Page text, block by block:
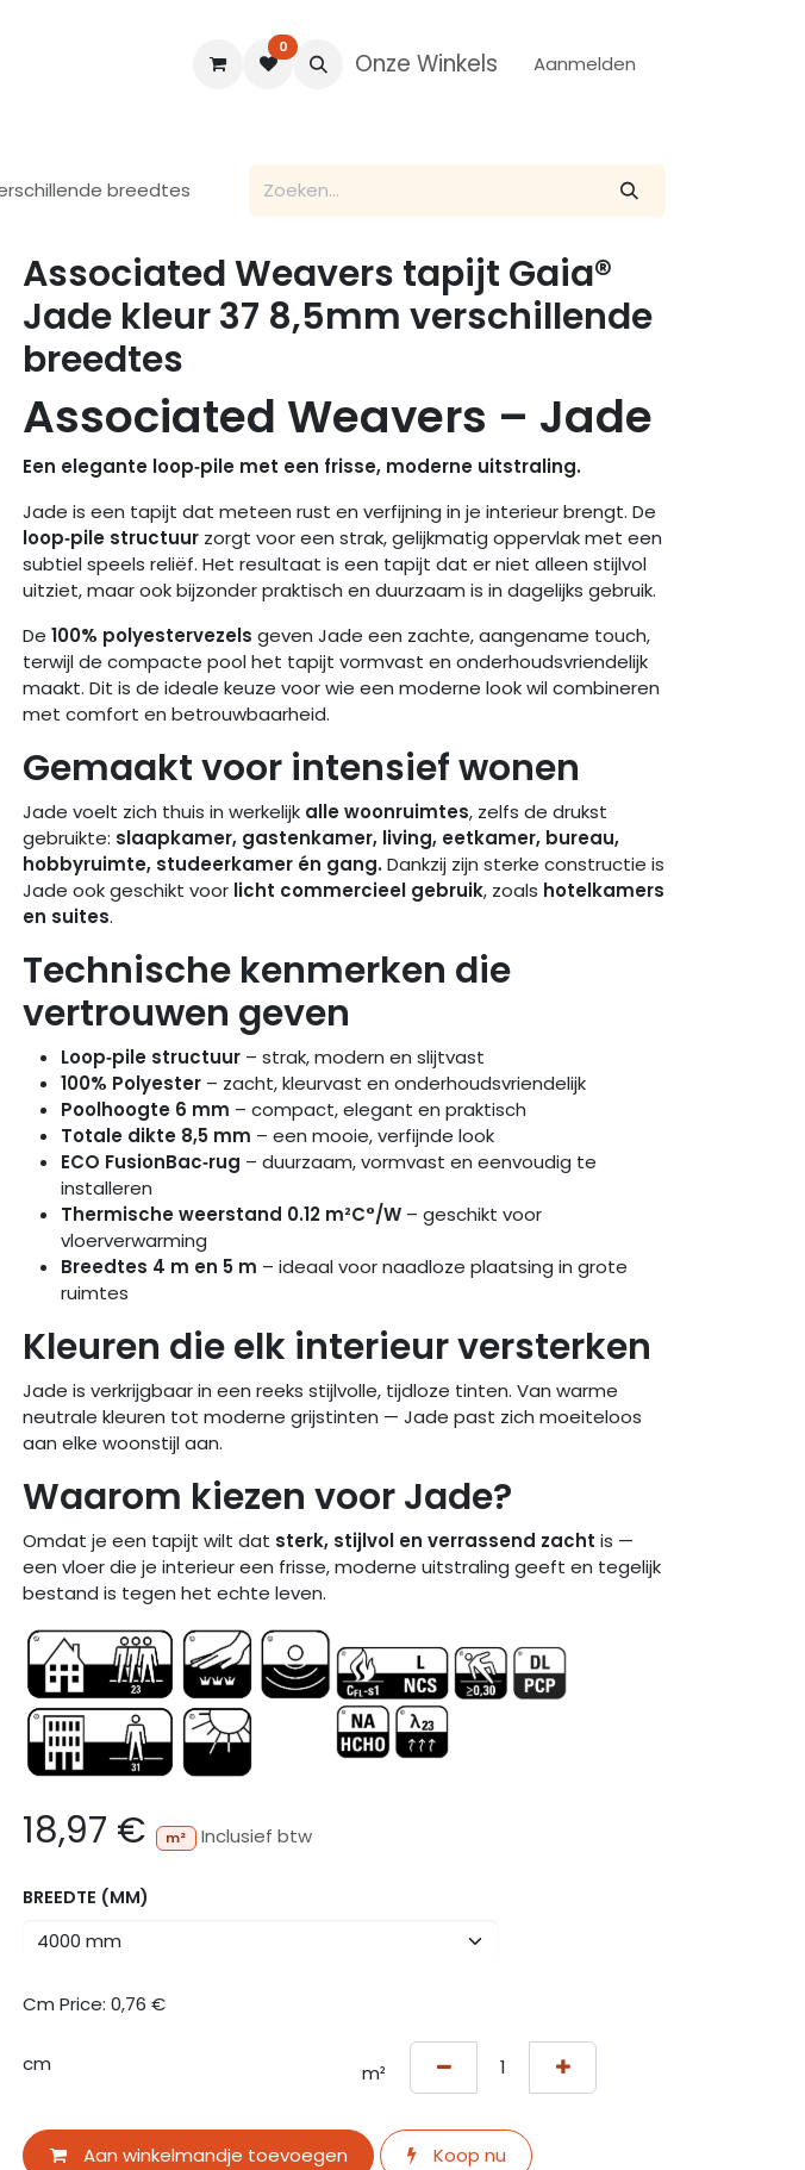
Blogs
0
Onze Winkels Aanmelden
breedtes
Associated Weavers tapijt Gaia®
Jade kleur 37 8,5mm verschillende
breedtes
Associated Weavers – Jade
Een elegante loop‑pile met een frisse, moderne uitstraling.
Jade is een tapijt dat meteen rust en verfijning in je interieur brengt. De
loop‑pile structuur zorgt voor een strak, gelijkmatig oppervlak met een
subtiel speels reliëf. Het resultaat is een tapijt dat er niet alleen stijlvol
uitziet, maar ook bijzonder praktisch en duurzaam is in dagelijks gebruik.
De 100% polyestervezels geven Jade een zachte, aangename touch,
terwijl de compacte pool het tapijt vormvast en onderhoudsvriendelijk
maakt. Dit is de ideale keuze voor wie een moderne look wil combineren
met comfort en betrouwbaarheid.
Gemaakt voor intensief wonen
Jade voelt zich thuis in werkelijk alle woonruimtes, zelfs de drukst
gebruikte: slaapkamer, gastenkamer, living, eetkamer, bureau,
hobbyruimte, studeerkamer én gang.Dankzij zijn sterke constructie is
Jade ook geschikt voor licht commercieel gebruik, zoals hotelkamers
en suites.
Technische kenmerken die
vertrouwen geven
Loop‑pile structuur – strak, modern en slijtvast
100% Polyester – zacht, kleurvast en onderhoudsvriendelijk
Poolhoogte 6 mm – compact, elegant en praktisch
Totale dikte 8,5 mm – een mooie, verfijnde look
ECO FusionBac‑rug – duurzaam, vormvast en eenvoudig te
installeren
Thermische weerstand 0.12 m²C°/W – geschikt voor
vloerverwarming
Breedtes 4 m en 5 m – ideaal voor naadloze plaatsing in grote
ruimtes
Kleuren die elk interieur versterken
Jade is verkrijgbaar in een reeks stijlvolle, tijdloze tinten. Van warme
neutrale kleuren tot moderne grijstinten — Jade past zich moeiteloos
aan elke woonstijl aan.
Waarom kiezen voor Jade?
Omdat je een tapijt wilt dat sterk, stijlvol en verrassend zacht is —
een vloer die je interieur een frisse, moderne uitstraling geeft en tegelijk
bestand is tegen het echte leven.
18,97 € m² Inclusief btw
BREEDTE (MM)
Cm Price: 0,76 €
cm m²
Aan winkelmandje toevoegen Koop nu